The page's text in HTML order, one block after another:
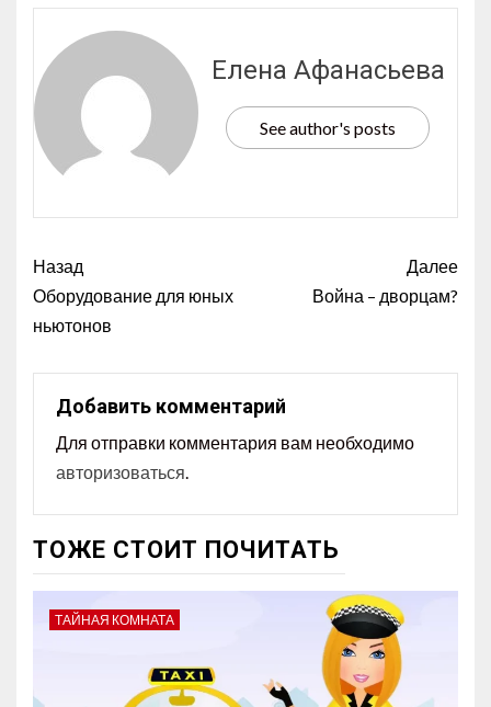
Елена Афанасьева
See author's posts
Назад
Оборудование для юных
ньютонов
Далее
Война – дворцам?
Добавить комментарий
Для отправки комментария вам необходимо
авторизоваться.
ТОЖЕ СТОИТ ПОЧИТАТЬ
ТАЙНАЯ КОМНАТА